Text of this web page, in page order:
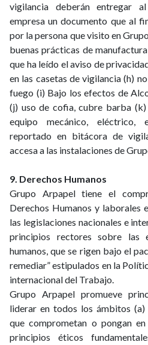
vigilancia deberán entregar
empresa un documento que al
por la persona que visito en
buenas prácticas de
que ha leído el aviso de
en las casetas de vigilancia (h)
fuego (i) Bajo los efectos de
(j) uso de cofia, cubre barba
equipo mecánico, eléctrico,
reportado en bitácora de
accesa a las instalaciones de
9. Derechos Humanos
Grupo Arpapel tiene el
Derechos Humanos y laborales
las legislaciones nacionales e
principios rectores sobre las
humanos, que se rigen bajo el
remediar” estipulados en la
internacional del Trabajo.
Grupo Arpapel promueve
liderar en todos los ámbitos
que comprometan o pongan
principios éticos